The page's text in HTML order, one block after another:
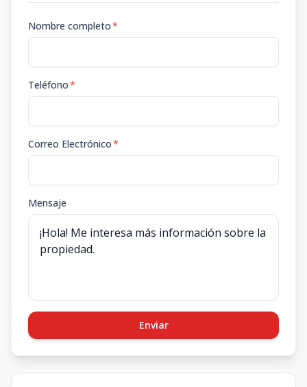
Nombre completo*
Teléfono*
Correo Electrónico*
Mensaje
Enviar